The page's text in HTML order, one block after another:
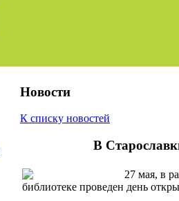
Новости
К списку новостей
В
27 мая, в
библиотеке проведен день